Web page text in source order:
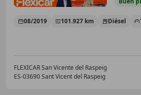
08/2019 101.927 km Diésel
FLEXICAR San Vicente del Raspeig
ES-03690 Sant Vicent del Raspeig